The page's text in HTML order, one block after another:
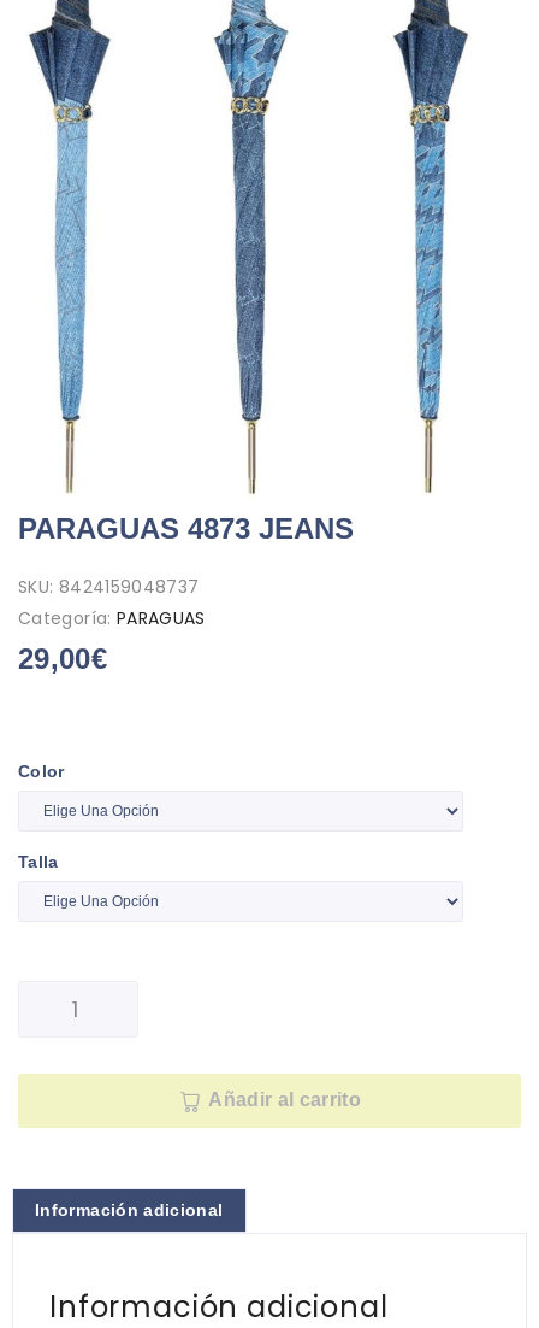
PARAGUAS 4873 JEANS
SKU: 8424159048737
Categoría: PARAGUAS
29,00€
Color
Talla
Añadir al carrito
Información adicional
Información adicional